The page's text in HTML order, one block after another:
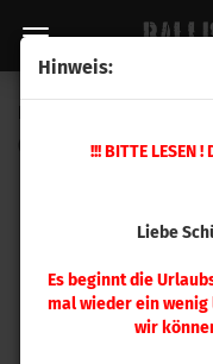
Hinweis:
!!! BITTE LESEN !
Liebe
Es beginnt die
mal wieder ein wenig
wir
8662)